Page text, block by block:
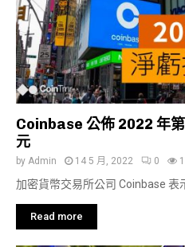
Coinbase 公佈 2022 年
元
by Admin 14 5 月, 2022 0
加密貨幣交易所公司 Coinbase 表
Read more